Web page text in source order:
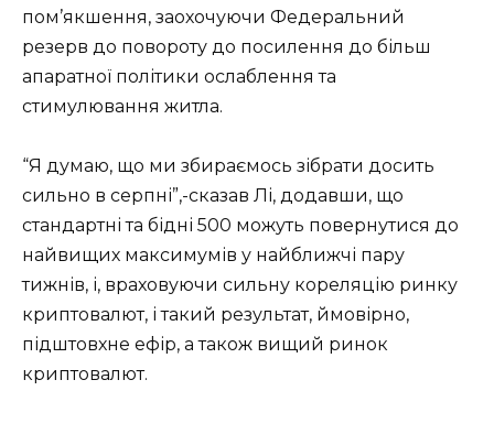
пом’якшення, заохочуючи Федеральний
резерв до повороту до посилення до більш
апаратної політики ослаблення та
стимулювання житла.
“Я думаю, що ми збираємось зібрати досить
сильно в серпні”,-сказав Лі, додавши, що
стандартні та бідні 500 можуть повернутися до
найвищих максимумів у найближчі пару
тижнів, і, враховуючи сильну кореляцію ринку
криптовалют, і такий результат, ймовірно,
підштовхне ефір, а також вищий ринок
криптовалют.